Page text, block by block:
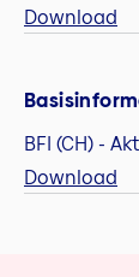
Download
BFI (CH) -
Download